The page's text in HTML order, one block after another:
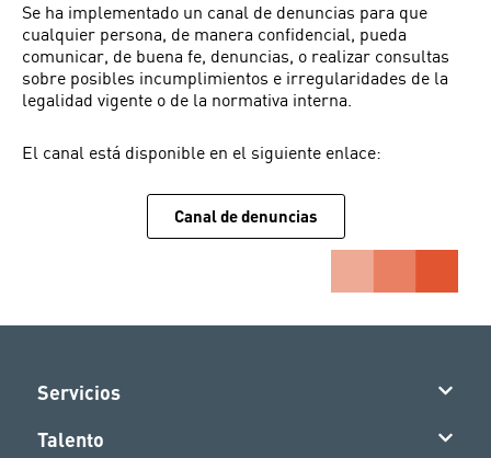
Se ha implementado un canal de denuncias para que
cualquier persona, de manera confidencial, pueda
comunicar, de buena fe, denuncias, o realizar consultas
sobre posibles incumplimientos e irregularidades de la
legalidad vigente o de la normativa interna.
El canal está disponible en el siguiente enlace:
Canal de denuncias
Servicios
Talento